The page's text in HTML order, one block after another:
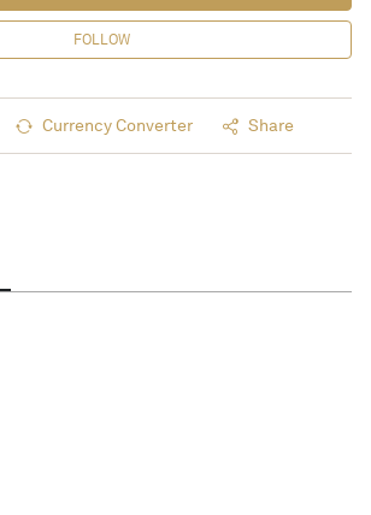
FOLLOW
Currency Converter Share